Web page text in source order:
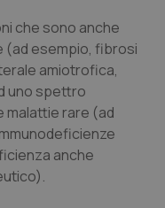
che sono anche
(ad esempio, fibrosi
amiotrofica,
uno spettro
rare (ad
anche